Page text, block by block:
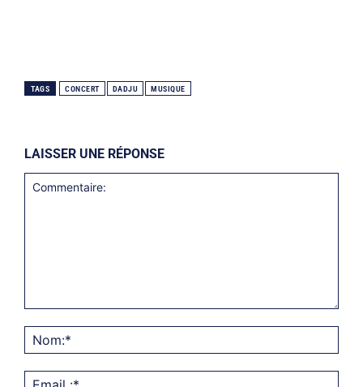
TAGS CONCERT DADJU MUSIQUE
LAISSER UNE RÉPONSE